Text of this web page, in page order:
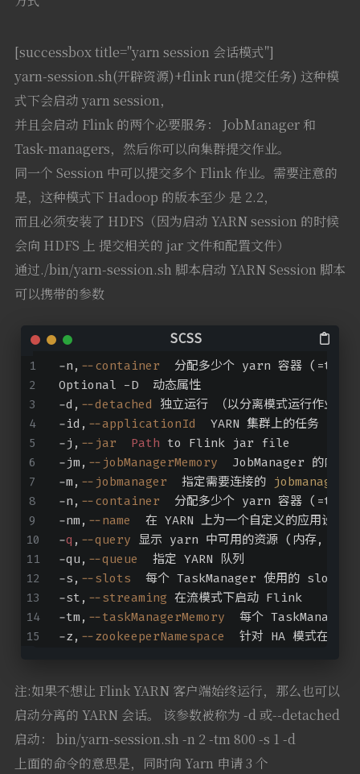
[successbox title="yarn session 会话模式"]
yarn-session.sh(开辟资源)+flink run(提交任务) 这种模
式下会启动 yarn session，
并且会启动 Flink 的两个必要服务： JobManager 和
Task-managers，然后你可以向集群提交作业。
同一个 Session 中可以提交多个 Flink 作业。需要注意的
是，这种模式下 Hadoop 的版本至少 是 2.2，
而且必须安装了 HDFS（因为启动 YARN session 的时候
会向 HDFS 上 提交相关的 jar 文件和配置文件）
通过./bin/yarn-session.sh 脚本启动 YARN Session 脚本
可以携带的参数
-n, --container
分配多少个 yarn 容器
Optional -D  动态属性
-d, --detached 独立运行 （以分离模式运行作业）
-id, --applicationId
YARN 集群上的任务 id
-j, --jar Path to Flink jar file
-jm, --jobManagerMemory
  JobManager 的内存
-m, --jobmanager
  指定需要连接的
jobmanager
-n, --container
分配多少个 yarn 容器
-nm, --name
在 YARN 上为一个自定义的应用设置
-q , --query 显示 yarn 中可用的资源 (内存,
-qu, --queue
  指定 YARN 队列
-s, --slots
每个 TaskManager 使用的 slots
-st, --streaming 在流模式下启动 Flink
-tm, --taskManagerMemory
每个 TaskManager
-z, --zookeeperNamespace
针对 HA 模式在
注:如果不想让 Flink YARN 客户端始终运行，那么也可以
启动分离的 YARN 会话。 该参数被称为 -d 或--detached
启动： bin/yarn-session.sh -n 2 -tm 800 -s 1 -d
上面的命令的意思是，同时向 Yarn 申请 3 个